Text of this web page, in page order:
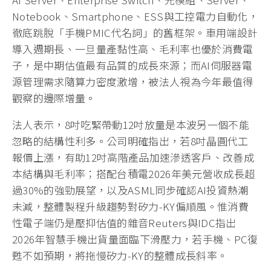
Notebook、Smartphone、ESS與工控電力自動化，
徹底跳脫「手機PMIC代名詞」的舊框架。車用端設計
導入週期長、一旦量產黏性高、毛利率也優於消費電
子，是中期估值最有品質的成長來源；而AI伺服器電
源管理需求隨算力密度激增，被法人視為今年最值得
觀察的邊際增量。
法人表示，8吋吃緊帶動12吋放量是本波另一個不能
忽略的結構性利多。公司明確指出，若8吋晶圓代工
報價上漲，有助12吋高階產品加速滲透客戶、改善成
本結構與毛利率；搭配台積電2026年美元營收成長超
過30%的強勁展望，以及ASML同步確認AI投資熱潮
未減，整體製程升級趨勢對矽力-KY偏順風。惟消費
性電子端仍是壓抑估值的雜音Reuters與IDC指出
2026年智慧手機出貨量面臨下滑壓力，若手機、PC復
甦不如預期，將拖慢矽力-KY的整體成長斜率。